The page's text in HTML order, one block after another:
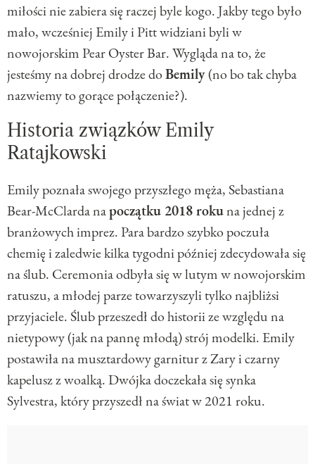
miłości nie zabiera się raczej byle kogo. Jakby tego było
mało, wcześniej Emily i Pitt widziani byli w
nowojorskim Pear Oyster Bar. Wygląda na to, że
jesteśmy na dobrej drodze doBemily(no bo tak chyba
nazwiemy to gorące połączenie?).
Historia związków Emily
Ratajkowski
Emily poznała swojego przyszłego męża, Sebastiana
Bear-McClarda napoczątku 2018 rokuna jednej z
branżowych imprez. Para bardzo szybko poczuła
chemię i zaledwie kilka tygodni później zdecydowała się
na ślub. Ceremonia odbyła się w lutym w nowojorskim
ratuszu, a młodej parze towarzyszyli tylko najbliżsi
przyjaciele. Ślub przeszedł do historii ze względu na
nietypowy (jak na pannę młodą) strój modelki. Emily
postawiła na musztardowy garnitur z Zary i czarny
kapelusz z woalką. Dwójka doczekała się synka
Sylvestra, który przyszedł na świat w 2021 roku.